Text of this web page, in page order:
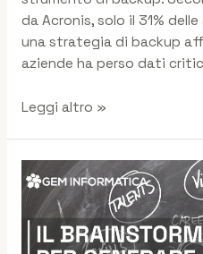
da Acronis, solo il 31%
una strategia di backup
aziende ha perso dati
Leggi altro »